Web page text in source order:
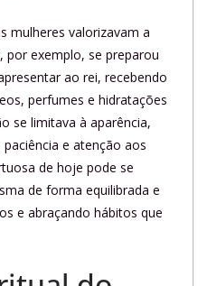
mulheres valorizavam a
por exemplo, se preparou
ao rei, recebendo
perfumes e hidratações
se limitava à aparência,
e atenção aos
de hoje pode se
de forma equilibrada e
e abraçando hábitos que